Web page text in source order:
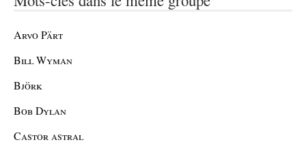
Arvo Pärt
Bill Wyman
Björk
Bob Dylan
Castor astral